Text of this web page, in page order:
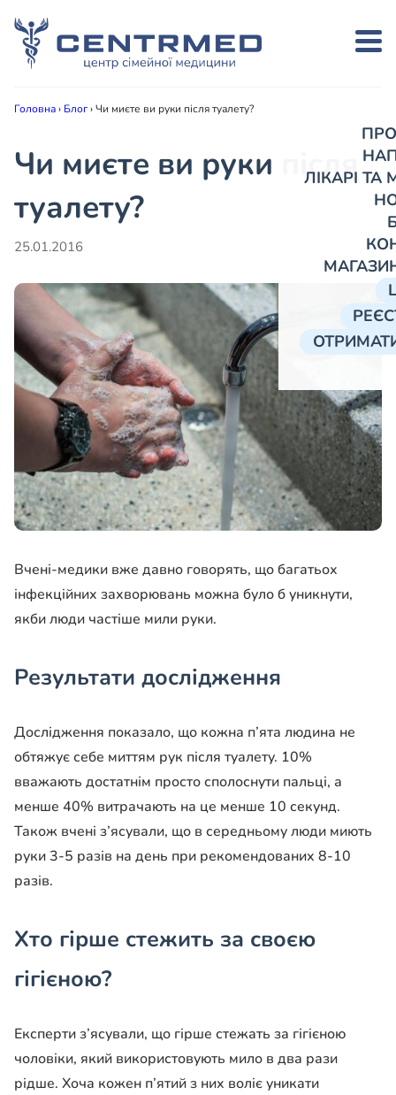
ЛІКАРІ
Головна› Блог›Чи миєте ви руки після туалету?
Чи миєте ви руки після
туалету?
25.01.2016
Вчені-медики вже давно говорять, що багатьох
інфекційних захворювань можна було б уникнути,
якби люди частіше мили руки.
Результати дослідження
Дослідження показало, що кожна п’ята людина не
обтяжує себе миттям рук після туалету. 10%
вважають достатнім просто сполоснути пальці, а
менше 40% витрачають на це менше 10 секунд.
Також вчені з’ясували, що в середньому люди миють
руки 3-5 разів на день при рекомендованих 8-10
разів.
Хто гірше стежить за своєю
гігієною?
Експерти з’ясували, що гірше стежать за гігієною
чоловіки, який використовують мило в два рази
рідше. Хоча кожен п’ятий з них воліє уникати